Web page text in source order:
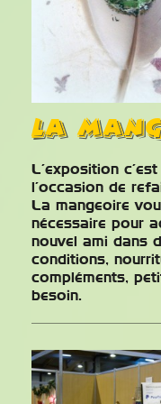
LA
L’exposition
l’occasion de
La mangeoire
nécessaire pour
nouvel ami dans
conditions,
compléments,
besoin.
des
classification